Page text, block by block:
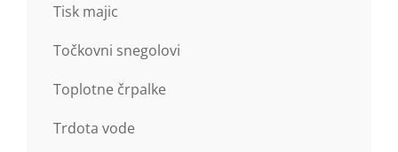
Tisk majic
Točkovni snegolovi
Toplotne črpalke
Trdota vode